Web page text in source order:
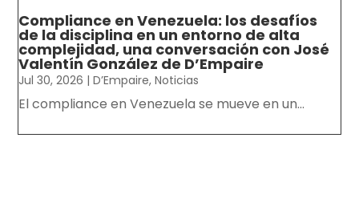
Compliance en Venezuela: los desafíos
de la disciplina en un entorno de alta
complejidad, una conversación con José
Valentín González de D’Empaire
Jul 30, 2026 |D’Empaire,Noticias
El compliance en Venezuela se mueve en un...